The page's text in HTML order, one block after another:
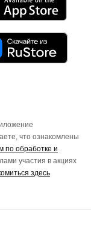
что ознакомлены
по обработке и
участия в акциях
здесь